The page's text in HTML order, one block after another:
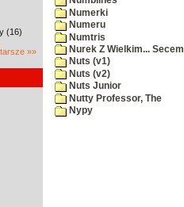
(16)
»»
Numerki
Numeru
Numtris
Nurek Z Wielkim...
Nuts (v1)
Nuts (v2)
Nuts Junior
Nutty Professor, The
Nypy